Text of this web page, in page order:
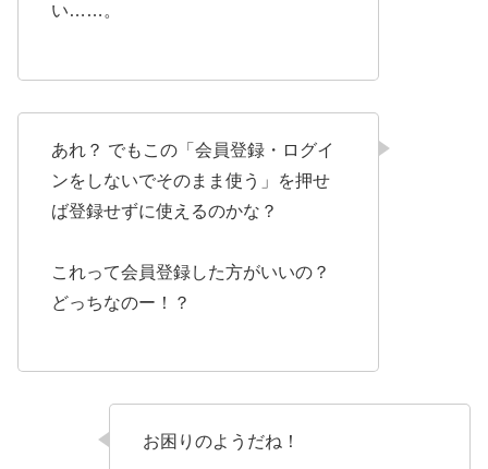
い……。
あれ？ でもこの「会員登録・ログイ
ンをしないでそのまま使う」を押せ
ば登録せずに使えるのかな？
これって会員登録した方がいいの？
どっちなのー！？
お困りのようだね！